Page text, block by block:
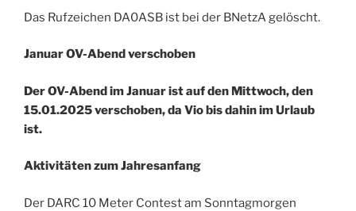
Das Rufzeichen DA0ASB ist bei der BNetzA gelöscht.
Januar OV-Abend verschoben
Der OV-Abend im Januar ist auf den Mittwoch, den
15.01.2025 verschoben, da Vio bis dahin im Urlaub
ist.
Aktivitäten zum Jahresanfang
Der DARC 10 Meter Contest am Sonntagmorgen